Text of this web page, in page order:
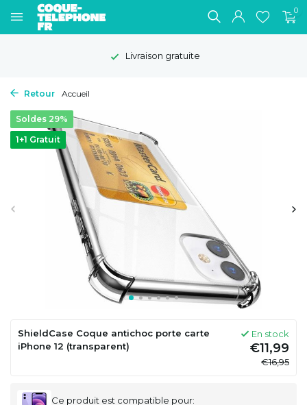
0
Livraison gratuite
Retour Accueil
Soldes 29%
1+1 Gratuit
ShieldCase Coque antichoc porte carte
iPhone 12 (transparent)
En stock
€11,99
€16,95
Ce produit est compatible pour: